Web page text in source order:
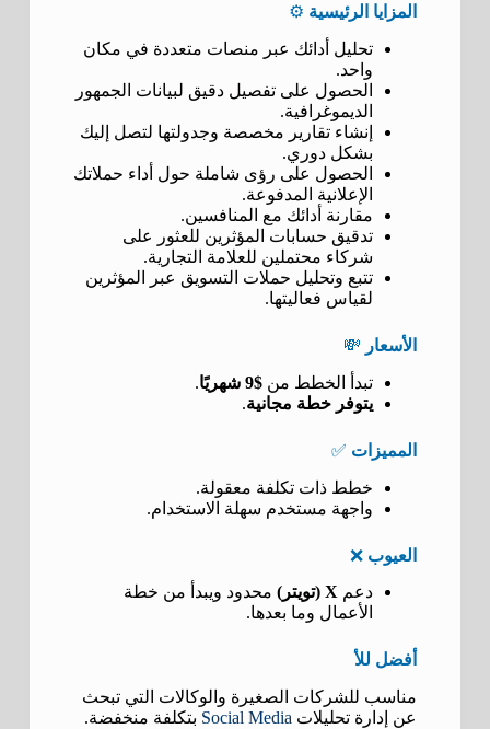
المزايا الرئيسية ⚙️
تحليل أدائك عبر منصات متعددة في مكان
واحد.
الحصول على تفصيل دقيق لبيانات الجمهور
الديموغرافية.
إنشاء تقارير مخصصة وجدولتها لتصل إليك
بشكل دوري.
الحصول على رؤى شاملة حول أداء حملاتك
الإعلانية المدفوعة.
مقارنة أدائك مع المنافسين.
تدقيق حسابات المؤثرين للعثور على
شركاء محتملين للعلامة التجارية.
تتبع وتحليل حملات التسويق عبر المؤثرين
لقياس فعاليتها.
الأسعار 💸
تبدأ الخطط من $9 شهريًا
.
يتوفر خطة مجانية.
المميزات ✅
خطط ذات تكلفة معقولة.
واجهة مستخدم سهلة الاستخدام.
العيوب ❌
دعم X (تويتر)
محدود ويبدأ من خطة
الأعمال وما بعدها.
أفضل للأ
مناسب للشركات الصغيرة والوكالات التي تبحث
عن إدارة تحليلات Social Media بتكلفة منخفضة.